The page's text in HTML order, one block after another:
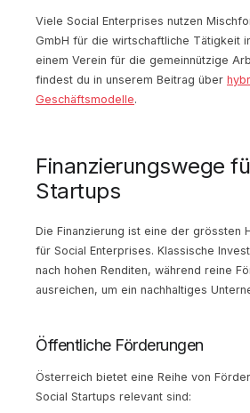
Viele Social Enterprises nutzen
GmbH für die wirtschaftliche Tätigkeit
einem Verein für die gemeinnützige
findest du in unserem Beitrag über
Geschäftsmodelle.
Finanzierungswege
Startups
Die Finanzierung ist eine der grössten
für Social Enterprises. Klassische
nach hohen Renditen, während reine
ausreichen, um ein nachhaltiges
Öffentliche Förderungen
Österreich bietet eine Reihe von
Social Startups relevant sind: